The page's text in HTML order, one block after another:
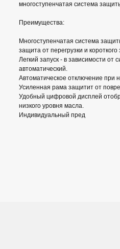
многоступенчатая система
Преимущества:
Многоступенчатая система
защита от перегрузки и
Легкий запуск - в зависимости от
автоматический.
Автоматическое отключение при
Усиленная рама защитит от
Удобный цифровой дисплей
низкого уровня масла.
Индивидуальный пред